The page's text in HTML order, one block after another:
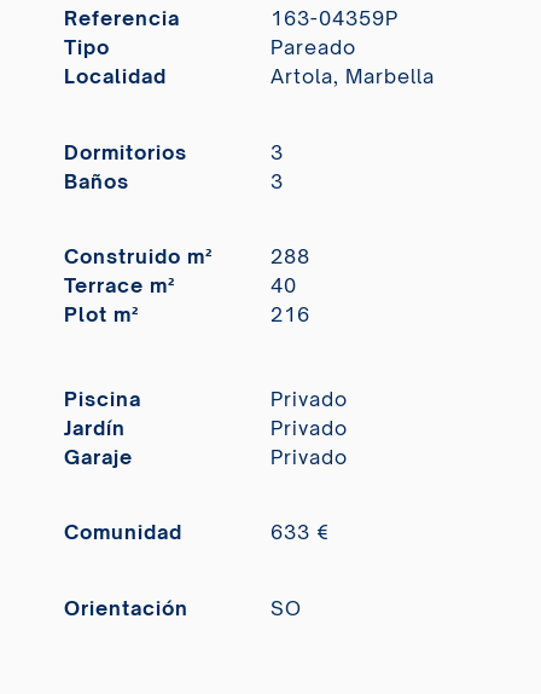
Referencia
163-04359P
Tipo
Pareado
Localidad
Artola, Marbella
Dormitorios
3
Baños
3
Construido m²
288
Terrace m²
40
Plot m²
216
Piscina
Privado
Jardín
Privado
Garaje
Privado
Comunidad 633 €
Orientación SO